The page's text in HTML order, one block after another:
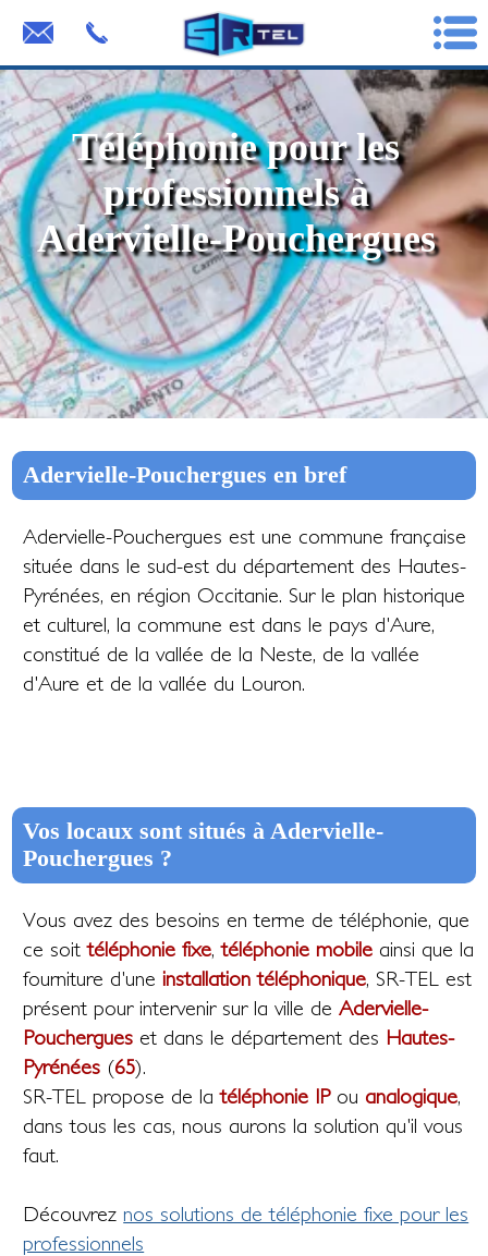
Téléphonie pour les
professionnels à
Adervielle-Pouchergues
Adervielle-Pouchergues en bref
Adervielle-Pouchergues est une commune française
située dans le sud-est du département des Hautes-
Pyrénées, en région Occitanie. Sur le plan historique
et culturel, la commune est dans le pays d'Aure,
constitué de la vallée de la Neste, de la vallée
d'Aure et de la vallée du Louron.
Vos locaux sont situés à Adervielle-
Pouchergues ?
Vous avez des besoins en terme de téléphonie, que
ce soittéléphonie fixe,téléphonie mobile ainsi que la
fourniture d'une installation téléphonique, SR-TEL est
présent pour intervenir sur la ville deAdervielle-
Pouchergues et dans le département des Hautes-
Pyrénées (65).
SR-TEL propose de latéléphonie IPou analogique,
dans tous les cas, nous aurons la solution qu'il vous
faut.
Découvrez nos solutions de téléphonie fixe pour les
professionnels